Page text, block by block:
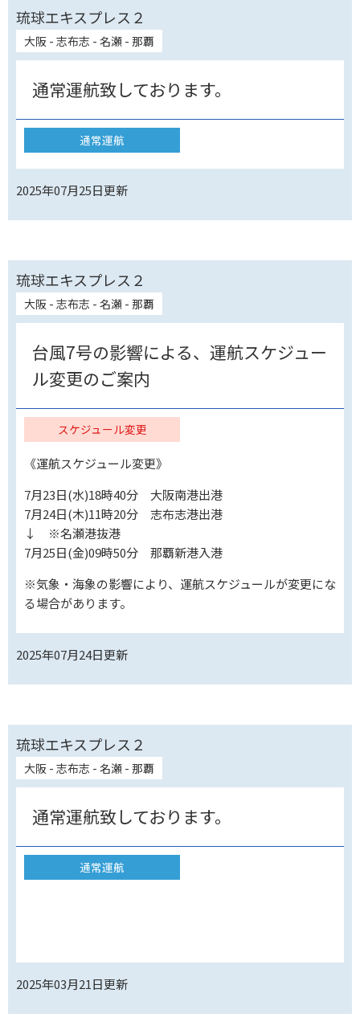
琉球エキスプレス２
大阪 - 志布志 - 名瀬 - 那覇
通常運航致しております。
通常運航
2025年07月25日更新
琉球エキスプレス２
大阪 - 志布志 - 名瀬 - 那覇
台風7号の影響による、運航スケジュー
ル変更のご案内
スケジュール変更
《運航スケジュール変更》
7月23日(水)18時40分 大阪南港出港
7月24日(木)11時20分 志布志港出港
↓ ※名瀬港抜港
7月25日(金)09時50分 那覇新港入港
※気象・海象の影響により、運航スケジュールが変更にな
る場合があります。
2025年07月24日更新
琉球エキスプレス２
大阪 - 志布志 - 名瀬 - 那覇
通常運航致しております。
通常運航
2025年03月21日更新